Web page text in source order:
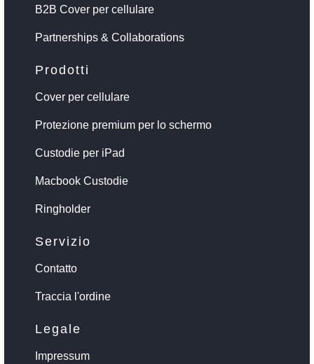
B2B Cover per cellulare
Partnerships & Collaborations
Prodotti
Cover per cellulare
Protezione premium per lo schermo
Custodie per iPad
Macbook Custodie
Ringholder
Servizio
Contatto
Traccia l'ordine
Legale
Impressum